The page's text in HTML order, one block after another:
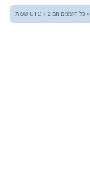
• כל הזמנים הם UTC + 2 שעות